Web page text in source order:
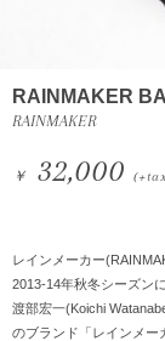
RAINMAKER
RAINMAKER
￥ 32,000
レインメーカー
2013-14年秋冬シーズン
渡部宏一(Koichi
のブランド「レインメー